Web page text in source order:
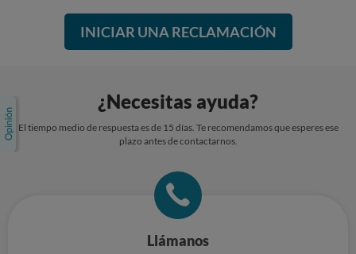
únicamente por parte del depósito municipal. Solicito se comunique a
mi persona si la empresa ha recibido dicha infracción y el importe de la
misma, incluyendo la opción de pronto pago con la correspondiente
reducción.
INICIAR UNA RECLAMACIÓN
¿Necesitas ayuda?
El tiempo medio de respuesta es de 15 días. Te recomendamos que esperes ese
plazo antes de contactarnos.
Llámanos